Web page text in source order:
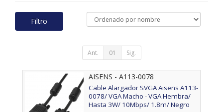
Filtro
Ant. 01 Sig.
AISENS - A113-0078
Cable Alargador SVGA Aisens A113-
0078/ VGA Macho - VGA Hembra/
Hasta 3W/ 10Mbps/ 1.8m/ Negro